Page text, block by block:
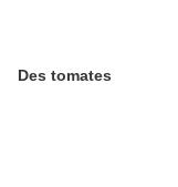
Des tomates